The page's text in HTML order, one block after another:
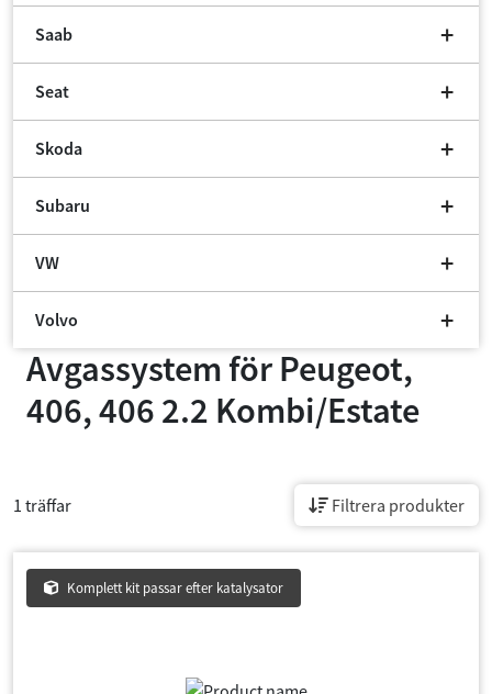
Saab
Seat
Skoda
Subaru
VW
Volvo
Avgassystem förPeugeot,
406, 406 2.2 Kombi/Estate
1 träffar Filtrera produkter
Komplett kit passar efter katalysator